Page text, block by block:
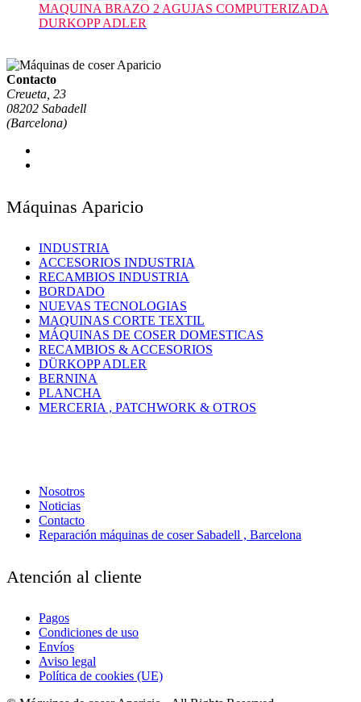
MAQUINA BRAZO 2 AGUJAS COMPUTERIZADA
DURKOPP ADLER
Contacto
Creueta, 23
08202 Sabadell
(Barcelona)
Máquinas Aparicio
INDUSTRIA
ACCESORIOS INDUSTRIA
RECAMBIOS INDUSTRIA
BORDADO
NUEVAS TECNOLOGIAS
MAQUINAS CORTE TEXTIL
MÁQUINAS DE COSER DOMESTICAS
RECAMBIOS & ACCESORIOS
DÜRKOPP ADLER
BERNINA
PLANCHA
MERCERIA , PATCHWORK & OTROS
Nosotros
Noticias
Contacto
Reparación máquinas de coser Sabadell , Barcelona
Atención al cliente
Pagos
Condiciones de uso
Envíos
Aviso legal
Política de cookies (UE)